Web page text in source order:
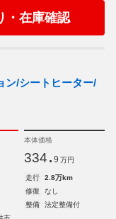
・在庫確認
ン/シートヒーター/
本体価格
334. 9 万円
走行
2.8万km
修復
なし
整備
法定整備付